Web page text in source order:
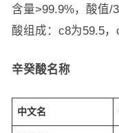
含量>99.9%，酸值/
酸组成：c8为59.5，
辛癸酸名称
中文名